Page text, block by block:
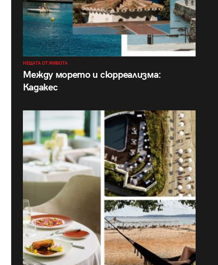
НЕЩАТА ОТ ЖИВОТА
Между морето и сюрреализма:
Кадакес